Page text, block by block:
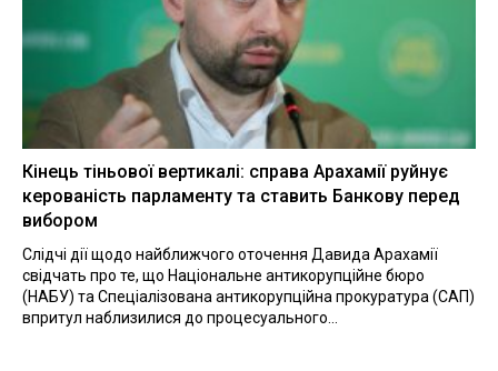
Кінець тіньової вертикалі: справа Арахамії руйнує
керованість парламенту та ставить Банкову перед
вибором
Слідчі дії щодо найближчого оточення Давида Арахамії
свідчать про те, що Національне антикорупційне бюро
(НАБУ) та Спеціалізована антикорупційна прокуратура (САП)
впритул наблизилися до процесуального...